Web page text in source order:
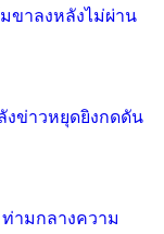
ขาลงหลังไม่ผ่าน
งข่าวหยุดยิงกดดัน
ามกลางความ